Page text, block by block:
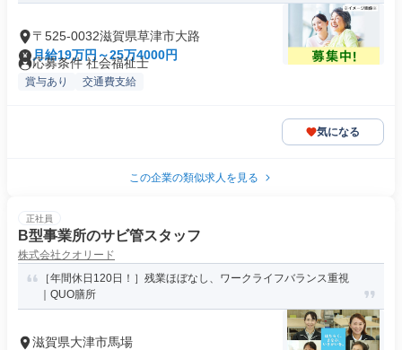
〒525-0032滋賀県草津市大路
月給19万円～25万4000円
応募条件 社会福祉士
賞与あり 交通費支給
気になる
この企業の類似求人を見る
正社員
B型事業所のサビ管スタッフ
株式会社クオリード
［年間休日120日！］残業ほぼなし、ワークライフバランス重視
｜QUO膳所
滋賀県大津市馬場